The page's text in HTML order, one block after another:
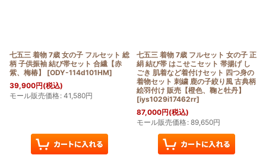
七五三 着物 7歳 女の子 フルセット 総
柄 子供振袖 結び帯セット 合繊【赤
紫、梅椿】
[ODY-114d101HM]
39,900円(税込)
モール販売価格: 41,580円
七五三 着物 7歳 フルセット 女の子 正
絹 結び帯 はこせこセット 帯揚げ し
ごき 肌着など着付けセット 四つ身の
着物セット 刺繍 鹿の子絞り風 古典柄
絵羽付け 販売【橙色、鞠と牡丹】
[iys1029i17462rr]
87,000円(税込)
モール販売価格: 89,650円